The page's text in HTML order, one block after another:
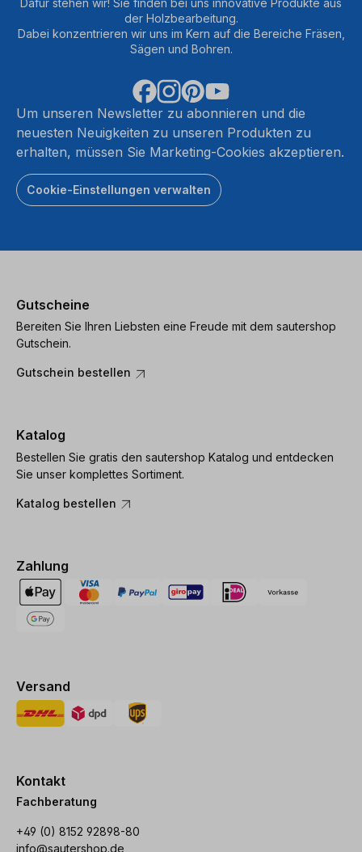
Dafür stehen wir! Sie finden bei uns innovative Produkte aus
der Holzbearbeitung.
Dabei konzentrieren wir uns im Kern auf die Bereiche Fräsen,
Sägen und Bohren.
Um unseren Newsletter zu abonnieren und die
neuesten Neuigkeiten zu unseren Produkten zu
erhalten, müssen Sie Marketing-Cookies akzeptieren.
Cookie-Einstellungen verwalten
Gutscheine
Bereiten Sie Ihren Liebsten eine Freude mit dem sautershop
Gutschein.
Gutschein bestellen
Katalog
Bestellen Sie gratis den sautershop Katalog und entdecken
Sie unser komplettes Sortiment.
Katalog bestellen
Zahlung
Versand
Kontakt
Fachberatung
+49 (0) 8152 92898-80
info@sautershop.de